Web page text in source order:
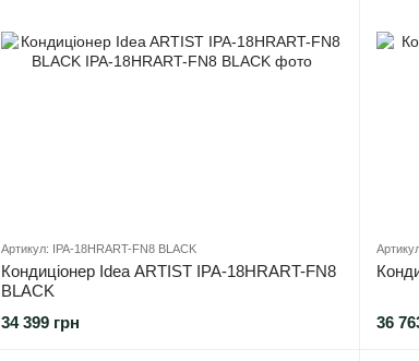
Артикул: IPA-18HRART-FN8 BLACK
Кондиціонер Idea ARTIST IPA-18HRART-FN8
BLACK
34 399 грн
36